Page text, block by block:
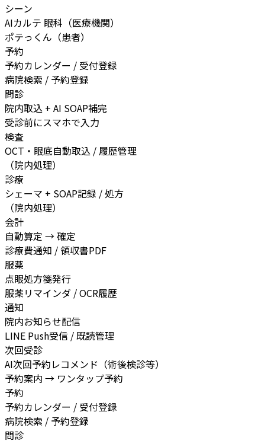
シーン
AIカルテ 眼科（医療機関）
ポテっくん（患者）
予約
予約カレンダー / 受付登録
病院検索 / 予約登録
問診
院内取込 + AI SOAP補完
受診前にスマホで入力
検査
OCT・眼底自動取込 / 履歴管理
（院内処理）
診療
シェーマ + SOAP記録 / 処方
（院内処理）
会計
自動算定 → 確定
診療費通知 / 領収書PDF
服薬
点眼処方箋発行
服薬リマインダ / OCR履歴
通知
院内お知らせ配信
LINE Push受信 / 既読管理
次回受診
AI次回予約レコメンド（術後検診等）
予約案内 → ワンタップ予約
予約
予約カレンダー / 受付登録
病院検索 / 予約登録
問診